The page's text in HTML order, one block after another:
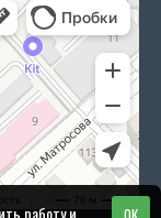
работу и